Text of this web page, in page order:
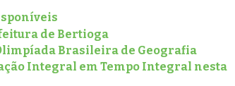
de Bertioga
Brasileira de Geografia
Integral em Tempo Integral nesta